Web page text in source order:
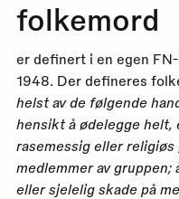
folkemord
er definert i en egen
1948. Der defineres
helst av de følgende
hensikt å ødelegge helt,
rasemessig eller religiøs
medlemmer av
eller sjelelig skade på